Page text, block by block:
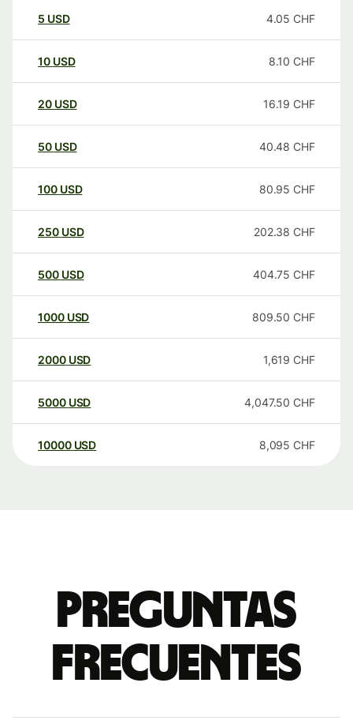
5 USD 4.05 CHF
10 USD 8.10 CHF
20 USD 16.19 CHF
50 USD 40.48 CHF
100 USD 80.95 CHF
250 USD 202.38 CHF
500 USD 404.75 CHF
1000 USD 809.50 CHF
2000 USD 1,619 CHF
5000 USD 4,047.50 CHF
10000 USD 8,095 CHF
Preguntas
frecuentes